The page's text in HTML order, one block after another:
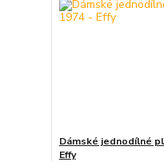
Dámské jednodílné
Effy